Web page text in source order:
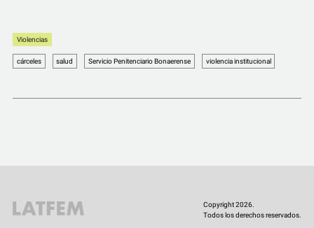
Violencias
cárceles salud Servicio Penitenciario Bonaerense violencia institucional
Copyright 2026.
Todos los derechos reservados.